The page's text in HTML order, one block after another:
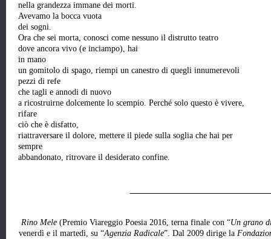
nella grandezza immane dei morti.
Avevamo la bocca vuota
dei sogni.
Ora che sei morta, conosci come nessuno il distrutto teatro
dove ancora vivo (e inciampo), hai
in mano
un gomitolo di spago, riempi un canestro di quegli innumerevoli
pezzi di refe
che tagli e annodi di nuovo
a ricostruirne dolcemente lo scempio. Perché solo questo è vivere,
rifare
ciò che è disfatto,
riattraversare il dolore, mettere il piede sulla soglia che hai per
sempre
abbandonato, ritrovare il desiderato confine.
Rino Mele (Premio Viareggio Poesia 2016, terna finale con “Un grano
venerdì e il martedì, su “Agenzia Radicale”. Dal 2009 dirige la